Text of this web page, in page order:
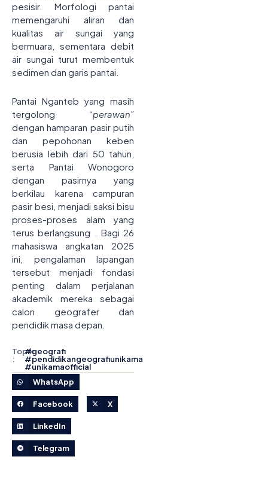
pesisir. Morfologi pantai
memengaruhi aliran dan
kualitas air sungai yang
bermuara, sementara debit
air sungai turut membentuk
sedimen dan garis pantai.
Pantai Nganteb yang masih
tergolong “perawan”
dengan hamparan pasir putih
dan pepohonan keben
berusia lebih dari 50 tahun,
serta Pantai Wonogoro
dengan pasirnya yang
berkilau karena campuran
pasir besi, menjadi saksi bisu
proses-proses alam yang
terus berlangsung
. Bagi 26
mahasiswa angkatan 2025
ini, pengalaman lapangan
tersebut menjadi fondasi
penting dalam perjalanan
akademik mereka sebagai
calon geografer dan
pendidik masa depan.
Topik
:
#geografi
#pendidikangeografiunikama
#unikamaofficial
WhatsApp
Facebook X
LinkedIn
Telegram